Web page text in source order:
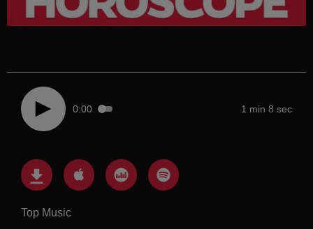
0:00 1 min 8 sec
Top Music